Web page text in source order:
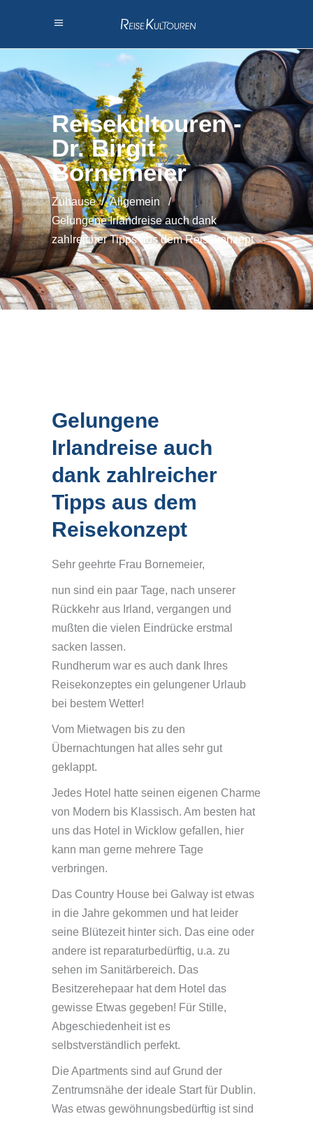
Reisekultouren -
Dr. Birgit
Bornemeier
Zuhause/Allgemein /
Gelungene Irlandreise auch dank
zahlreicher Tipps aus dem Reisekonzept
Gelungene
Irlandreise auch
dank zahlreicher
Tipps aus dem
Reisekonzept
Sehr geehrte Frau Bornemeier,
nun sind ein paar Tage, nach unserer
Rückkehr aus Irland, vergangen und
mußten die vielen Eindrücke erstmal
sacken lassen.
Rundherum war es auch dank Ihres
Reisekonzeptes ein gelungener Urlaub
bei bestem Wetter!
Vom Mietwagen bis zu den
Übernachtungen hat alles sehr gut
geklappt.
Jedes Hotel hatte seinen eigenen Charme
von Modern bis Klassisch. Am besten hat
uns das Hotel in Wicklow gefallen, hier
kann man gerne mehrere Tage
verbringen.
Das Country House bei Galway ist etwas
in die Jahre gekommen und hat leider
seine Blütezeit hinter sich. Das eine oder
andere ist reparaturbedürftig, u.a. zu
sehen im Sanitärbereich. Das
Besitzerehepaar hat dem Hotel das
gewisse Etwas gegeben! Für Stille,
Abgeschiedenheit ist es
selbstverständlich perfekt.
Die Apartments sind auf Grund der
Zentrumsnähe der ideale Start für Dublin.
Was etwas gewöhnungsbedürftig ist sind